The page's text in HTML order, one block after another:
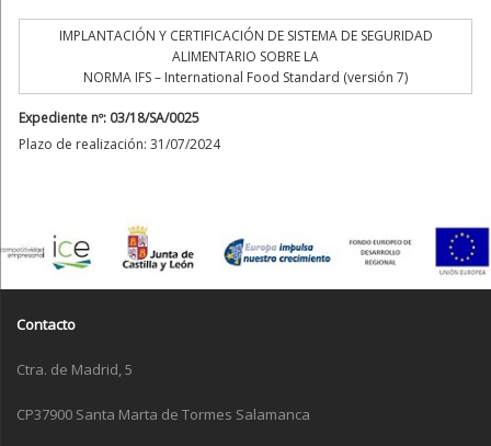
IMPLANTACIÓN Y CERTIFICACIÓN DE SISTEMA DE SEGURIDAD
ALIMENTARIO SOBRE LA
NORMA IFS – International Food Standard (versión 7)
Expediente nº: 03/18/SA/0025
Plazo de realización: 31/07/2024
Contacto
Ctra. de Madrid, 5
CP37900 Santa Marta de Tormes Salamanca